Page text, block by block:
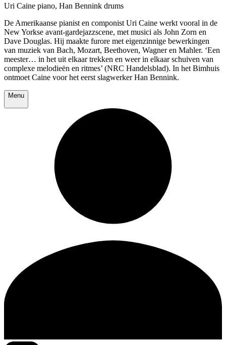
Uri Caine piano, Han Bennink drums
De Amerikaanse pianist en componist Uri Caine werkt vooral in de
New Yorkse avant-gardejazzscene, met musici als John Zorn en
Dave Douglas. Hij maakte furore met eigenzinnige bewerkingen
van muziek van Bach, Mozart, Beethoven, Wagner en Mahler. ‘Een
meester… in het uit elkaar trekken en weer in elkaar schuiven van
complexe melodieën en ritmes’ (NRC Handelsblad). In het Bimhuis
ontmoet Caine voor het eerst slagwerker Han Bennink.
Menu